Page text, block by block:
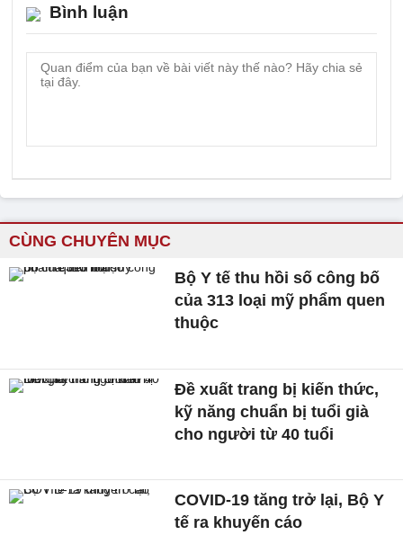
Bình luận
CÙNG CHUYÊN MỤC
Bộ Y tế thu hồi số công bố
của 313 loại mỹ phẩm quen
thuộc
Đề xuất trang bị kiến thức,
kỹ năng chuẩn bị tuổi già
cho người từ 40 tuổi
COVID-19 tăng trở lại, Bộ Y
tế ra khuyến cáo